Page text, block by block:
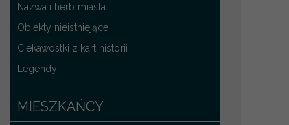
Nazwa i herb miasta
Obiekty nieistniejące
Ciekawostki z kart historii
Legendy
MIESZKAŃCY